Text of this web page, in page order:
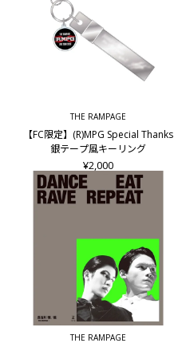
THE RAMPAGE
【FC限定】(R)MPG Special Thanks
銀テープ風キーリング
¥2,000
THE RAMPAGE